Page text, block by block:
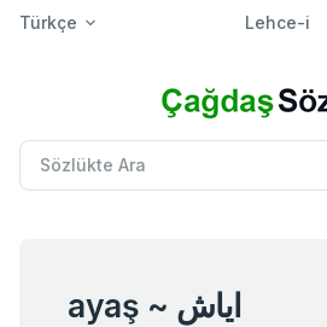
Türkçe Lehce-i
ayaş ~ اياش